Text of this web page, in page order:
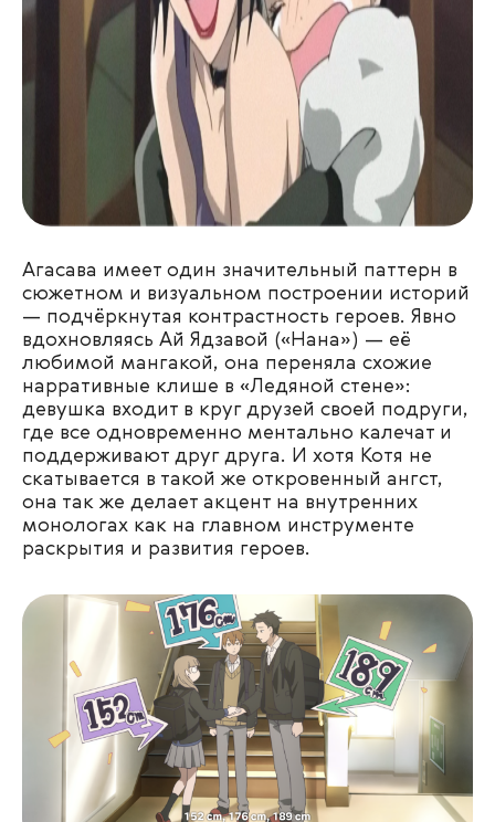
Агасава имеет один значительный паттерн в
сюжетном и визуальном построении историй
— подчёркнутая контрастность героев. Явно
вдохновляясь Ай Ядзавой («Нана») — её
любимой мангакой, она переняла схожие
нарративные клише в «Ледяной стене»:
девушка входит в круг друзей своей подруги,
где все одновременно ментально калечат и
поддерживают друг друга. И хотя Котя не
скатывается в такой же откровенный ангст,
она так же делает акцент на внутренних
монологах как на главном инструменте
раскрытия и развития героев.